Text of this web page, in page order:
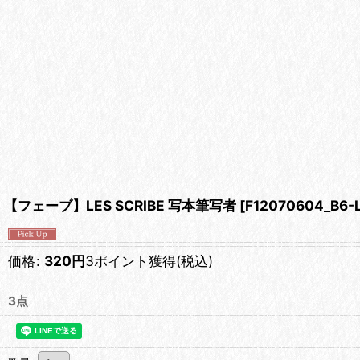
【フェーブ】LES SCRIBE 写本筆写者 [F12070604_B6-
価格: 320円3ポイント獲得(税込)
3点